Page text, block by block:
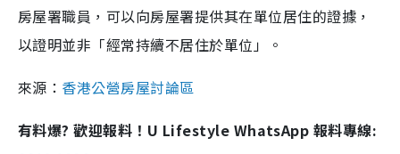
房屋署職員，可以向房屋署提供其在單位居住的證據，
以證明並非「經常持續不居住於單位」。
來源： 香港公營房屋討論區
有料爆? 歡迎報料！U Lifestyle WhatsApp 報料專線: